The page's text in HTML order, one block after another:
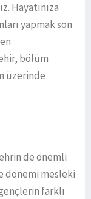
Hayatınıza
yapmak son
bölüm
üzerinde
de önemli
dönemi mesleki
farklı